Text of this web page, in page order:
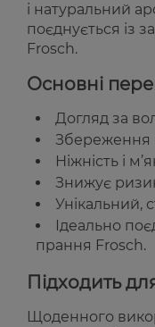
і натуральний
поєднується із
Frosch.
Основні
Догляд за
Збереження
Ніжність і
Знижує
Унікальний,
Ідеально
прання Frosch.
Підходить
Щоденного